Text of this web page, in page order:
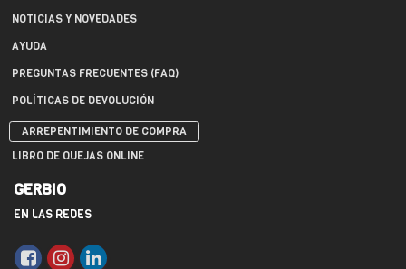
NOTICIAS Y NOVEDADES
AYUDA
PREGUNTAS FRECUENTES (FAQ)
POLÍTICAS DE DEVOLUCIÓN
ARREPENTIMIENTO DE COMPRA
LIBRO DE QUEJAS ONLINE
GERBIO
EN LAS REDES